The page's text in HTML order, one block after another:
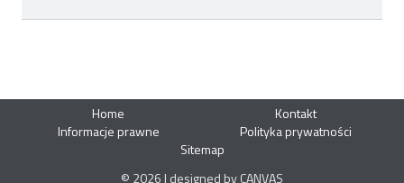
Home
Kontakt
Informacje prawne
Polityka prywatności
Sitemap
© 2026 | designed by CANVAS